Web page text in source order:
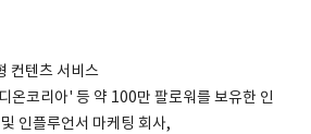
컨텐츠 서비스
온코리아' 등 약 100만 팔로워를 보유한 인
인플루언서 마케팅 회사,